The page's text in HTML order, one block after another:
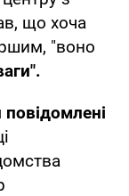
що хоча
"воно